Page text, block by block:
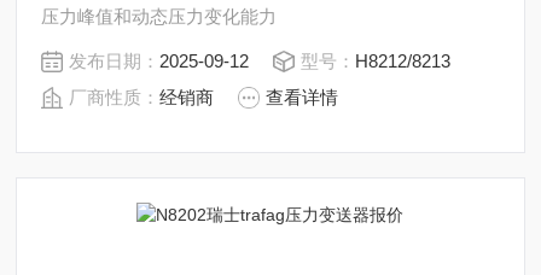
压力峰值和动态压力变化能力
发布日期： 2025-09-12 型号： H8212/8213
厂商性质：经销商 查看详情